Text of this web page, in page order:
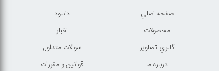
صفحه اصلي
محصولات
گالري تصاوير
درباره ما
دانلود
اخبار
سوالات متداول
قوانين و مقررات